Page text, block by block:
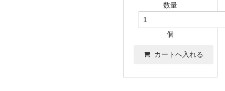
数量
個